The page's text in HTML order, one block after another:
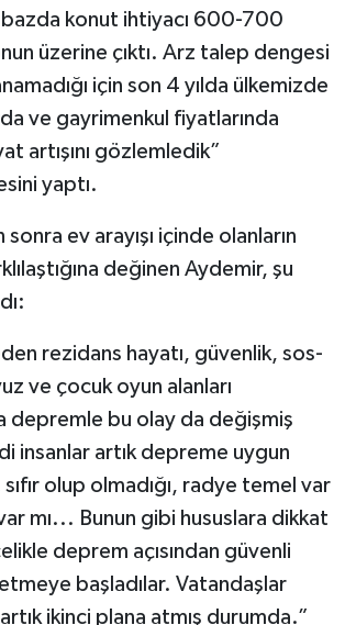
bazda konut ihtiyacı 600-700
üzerine çıktı. Arz talep dengesi
için son 4 yılda ülkemizde
ve gayrimenkul fiyatlarında
artışını gözlemledik”
yaptı.
ev arayışı içinde olanla­rın
değinen Ayde­mir, şu
rezi­dans hayatı, güvenlik, sos­
ve çocuk oyun alanları
depremle bu olay da değişmiş
insanlar artık depreme uygun
sıfır olup olmadığı, radye temel var
mı... Bunun gibi husus­lara dikkat
deprem açısın­dan güvenli
başladılar. Vatandaşlar
ikinci plana atmış durumda.”